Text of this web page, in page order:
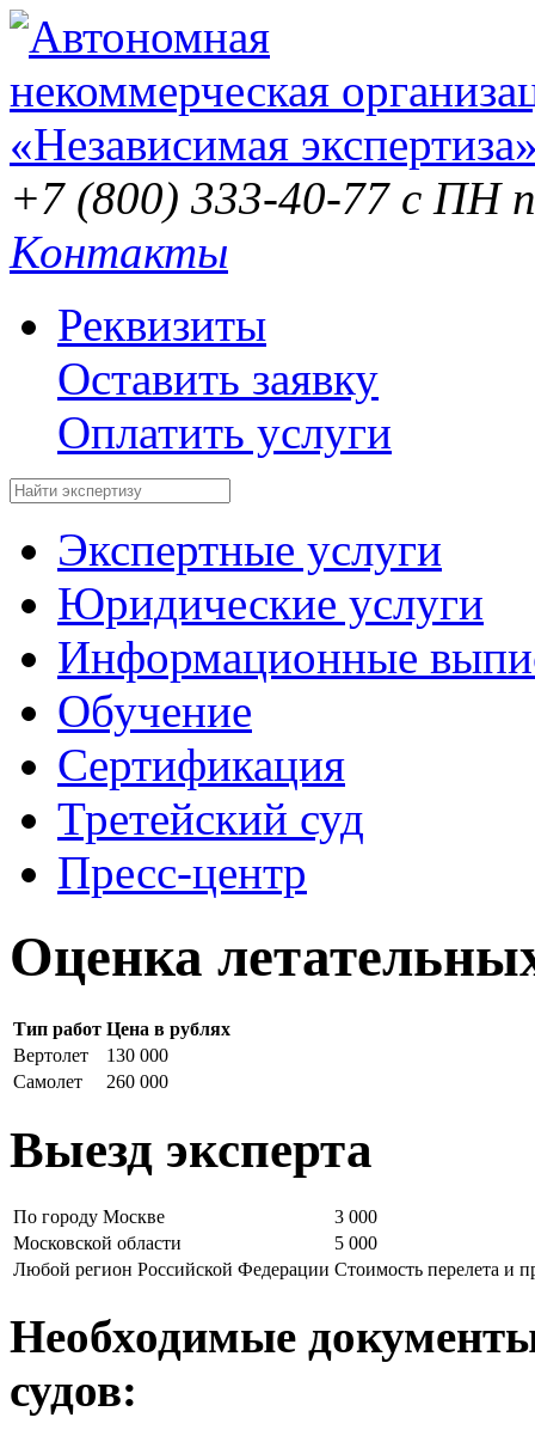
+7 (800) 333-40-77 с ПН
Контакты
Реквизиты
Оставить заявку
Оплатить услуги
Экспертные услуги
Юридические услуги
Информационные
Обучение
Сертификация
Третейский суд
Пресс-центр
Оценка
Тип работ Цена в рублях
Вертолет
130 000
Самолет
260 000
Выезд эксперта
По городу Москве
3 000
Московской области
5 000
Любой регион Российской Федерации Стоимость перелета и
Необходимые
судов: